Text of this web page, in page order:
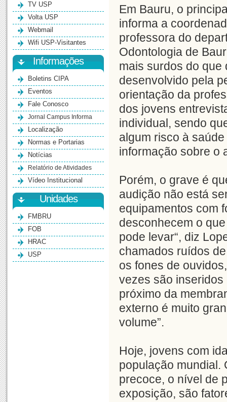
TV USP
Volta USP
Webmail
Wifi USP-Visitantes
Informações
Boletins CIPA
Eventos
Fale Conosco
Jornal Campus Informa
Localização
Normas e Portarias
Notícias
Relatório de Atividades
Vídeo Institucional
Unidades
FMBRU
FOB
HRAC
USP
Em Bauru, o
informa a
professora do
Odontologia de
mais surdos do que
desenvolvido pela
orientação da
dos jovens
individual, sendo
algum risco à
informação sobre o
Porém, o grave é
audição não está
equipamentos com
desconhecem o
pode levar“, diz
chamados ruídos
os fones de
vezes são inseridos
próximo da
externo é muito
volume”.
Hoje, jovens com
população mundial.
precoce, o nível de
exposição, são